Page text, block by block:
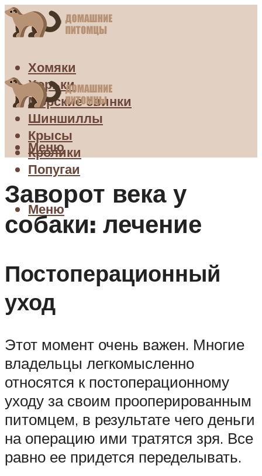
Хомяки
Хорьки
Морские свинки
Шиншиллы
Крысы
Кролики
Попугаи
Меню
Меню
Заворот века у
собаки: лечение
Постоперационный
уход
Этот момент очень важен. Многие
владельцы легкомысленно
относятся к постоперационному
уходу за своим прооперированным
питомцем, в результате чего деньги
на операцию ими тратятся зря. Все
равно ее придется переделывать.